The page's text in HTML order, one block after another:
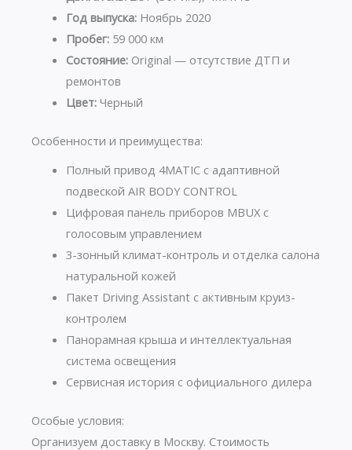
Год выпуска:Ноябрь 2020
Пробег:59 000 км
Состояние:Original — отсутствие ДТП и
ремонтов
Цвет:Черный
Особенности и преимущества:
Полный привод 4MATIC с адаптивной
подвеской AIR BODY CONTROL
Цифровая панель приборов MBUX с
голосовым управлением
3-зонный климат-контроль и отделка салона
натуральной кожей
Пакет Driving Assistant с активным круиз-
контролем
Панорамная крыша и интеллектуальная
система освещения
Сервисная история с официального дилера
Особые условия:
Организуем доставку в Москву. Стоимость